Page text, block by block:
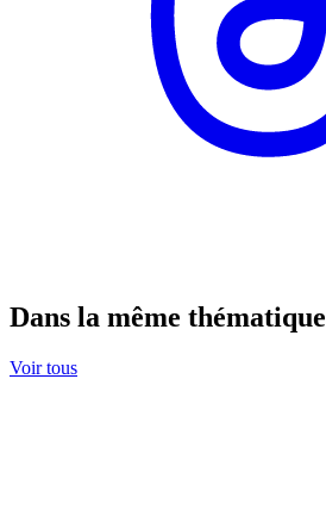
Dans la même thématique
Voir tous